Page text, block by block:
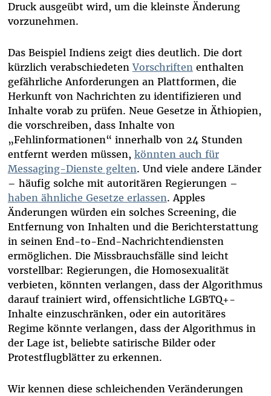
Druck ausgeübt wird, um die kleinste Änderung
vorzunehmen.
Das Beispiel Indiens zeigt dies deutlich. Die dort
kürzlich verabschiedetenVorschriften enthalten
gefährliche Anforderungen an Plattformen, die
Herkunft von Nachrichten zu identifizieren und
Inhalte vorab zu prüfen. Neue Gesetze in Äthiopien,
die vorschreiben, dass Inhalte von
„Fehlinformationen“ innerhalb von 24 Stunden
entfernt werden müssen, könnten auch für
Messaging-Dienste gelten. Und viele andere Länder
– häufig solche mit autoritären Regierungen –
haben ähnliche Gesetze erlassen. Apples
Änderungen würden ein solches Screening, die
Entfernung von Inhalten und die Berichterstattung
in seinen End-to-End-Nachrichtendiensten
ermöglichen. Die Missbrauchsfälle sind leicht
vorstellbar: Regierungen, die Homosexualität
verbieten, könnten verlangen, dass der Algorithmus
darauf trainiert wird, offensichtliche LGBTQ+-
Inhalte einzuschränken, oder ein autoritäres
Regime könnte verlangen, dass der Algorithmus in
der Lage ist, beliebte satirische Bilder oder
Protestflugblätter zu erkennen.
Wir kennen diese schleichenden Veränderungen